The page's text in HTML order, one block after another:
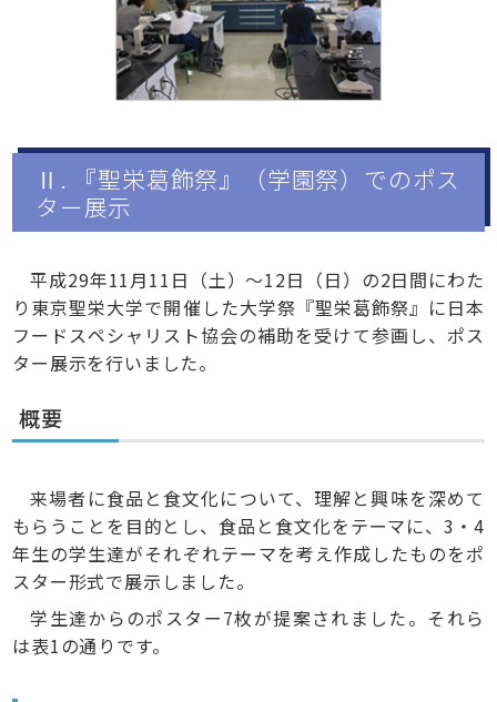
Ⅱ. 『聖栄葛飾祭』（学園祭）でのポス
ター展示
平成29年11月11日（土）～12日（日）の2日間にわた
り東京聖栄大学で開催した大学祭『聖栄葛飾祭』に日本
フードスペシャリスト協会の補助を受けて参画し、ポス
ター展示を行いました。
概要
来場者に食品と食文化について、理解と興味を深めて
もらうことを目的とし、食品と食文化をテーマに、3・4
年生の学生達がそれぞれテーマを考え作成したものをポ
スター形式で展示しました。
学生達からのポスター7枚が提案されました。それら
は表1の通りです。